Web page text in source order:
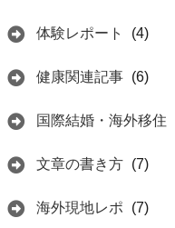
体験レポート (4)
健康関連記事 (6)
国際結婚・海外移住
文章の書き方 (7)
海外現地レポ (7)